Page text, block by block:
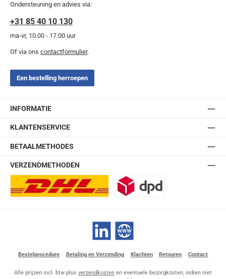
Ondersteuning en advies via:
+31 85 40 10 130
ma-vr, 10.00 - 17.00 uur
Of via ons contactformulier.
Een bestelling herroepen
INFORMATIE
KLANTENSERVICE
BETAALMETHODES
VERZENDMETHODEN
LinkedIn Website
Bestelprocedure Betaling en Verzending Klachten Retouren Contact
Alle prijzen incl. btw plus verzendkosten en eventuele bezorgkosten, indien niet